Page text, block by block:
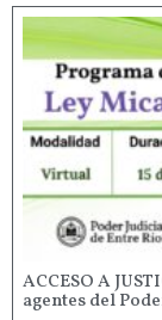
ACCESO A
agentes del